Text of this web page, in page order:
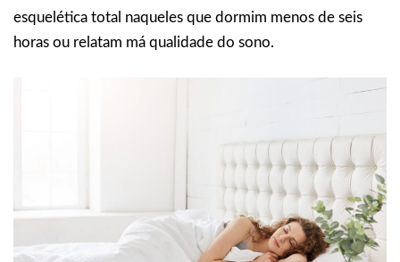
esquelética total naqueles que dormim menos de seis
horas ou relatam má qualidade do sono.